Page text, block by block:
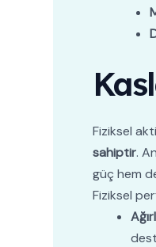
Fiziksel
sahiptir.
güç hem
Fiziksel